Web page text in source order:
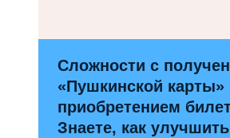
Сложности с
«Пушкинской карты»
приобретением
Знаете, как